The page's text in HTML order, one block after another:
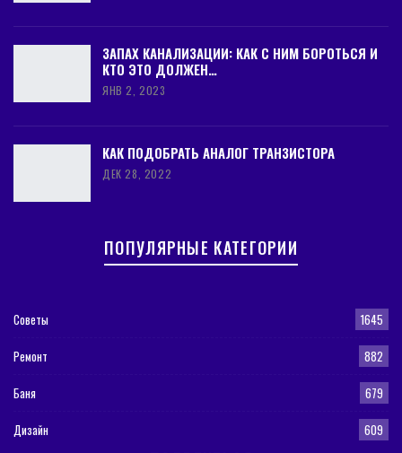
ЗАПАХ КАНАЛИЗАЦИИ: КАК С НИМ БОРОТЬСЯ И
КТО ЭТО ДОЛЖЕН…
ЯНВ 2, 2023
КАК ПОДОБРАТЬ АНАЛОГ ТРАНЗИСТОРА
ДЕК 28, 2022
ПОПУЛЯРНЫЕ КАТЕГОРИИ
Советы 1645
Ремонт 882
Баня 679
Дизайн 609